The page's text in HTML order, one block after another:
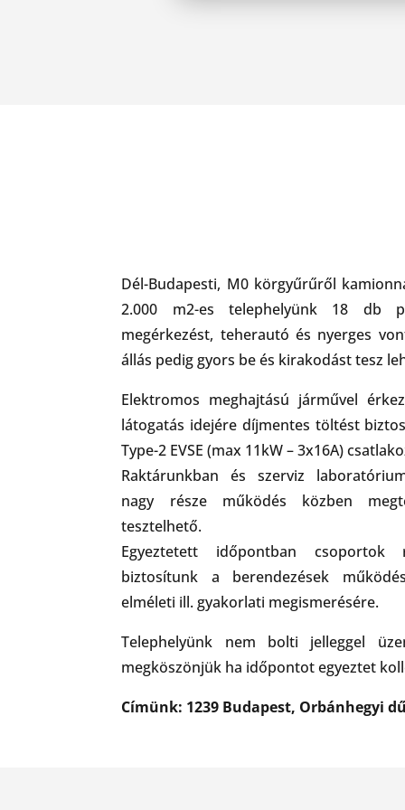
Dél-Budapesti, M0 körgyűrűről
2.000 m2-es telephelyünk 18 db
megérkezést, teherautó és nyerges
állás pedig gyors be és kirakodást tesz
Elektromos meghajtású járművel
látogatás idejére díjmentes töltést
Type-2 EVSE (max 11kW – 3x16A)
Raktárunkban és szerviz
nagy része működés közben
tesztelhető.
Egyeztetett időpontban csoportok
biztosítunk a berendezések
elméleti ill. gyakorlati megismerésére.
Telephelyünk nem bolti jelleggel
megköszönjük ha időpontot egyeztet
Címünk: 1239 Budapest, Orbánhegyi